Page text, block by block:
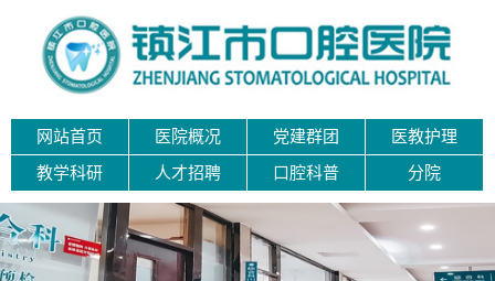
网站首页 医院概况 党建群团 医教护理
教学科研 人才招聘 口腔科普 分院